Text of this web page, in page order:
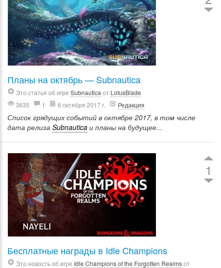
Планы на октябрь — Subnautica
Это статья об игре Subnautica от LotusBlade
3635
1 6 октября 2017 г. Редакция
Список грядущих событий в октябре 2017, в том числе
дата релиза Subnautica и планы на будущее...
1
Бесплатные награды в Idle Champions
Это новость об игре Idle Champions of the Forgotten Realmsот